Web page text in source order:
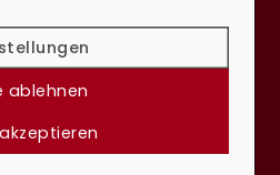
Hoffmann
Ausführung und
ablehnen